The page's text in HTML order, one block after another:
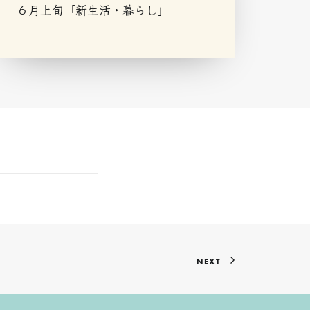
６月上旬「新生活・暮らし」
NEXT